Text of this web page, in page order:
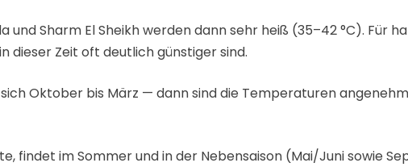
und Sharm El Sheikh werden dann sehr heiß (35–42 °C). Für
dieser Zeit oft deutlich günstiger sind.
Oktober bis März — dann sind die Temperaturen
findet im Sommer und in der Nebensaison (Mai/Juni sowie